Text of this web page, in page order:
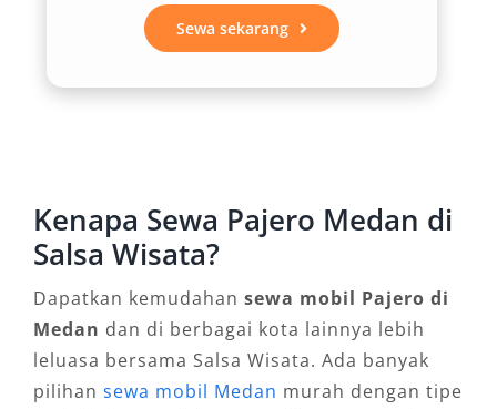
membuat Pajero Sport tidak hanya cocok
responsif di jalanan menanjak dan
memilih rental Pajero Medan dengan varian
4×4 atau 4×2 adalah opsi ideal untuk menjamin
3. Interior Lapang dan Teknologi
Canggih
Sewa sekarang
Kenapa Sewa Pajero Medan di
Salsa Wisata?
Dapatkan kemudahan sewa mobil Pajero di
Medan dan di berbagai kota lainnya lebih
leluasa bersama Salsa Wisata. Ada banyak
pilihan sewa mobil Medan murah dengan tipe